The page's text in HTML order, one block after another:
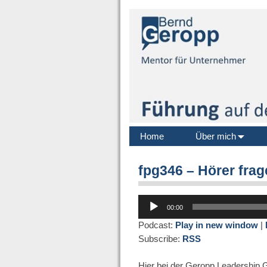
Home Über mich
fpg346 – Hörer
Audio-
Player
00:00
Podcast: Play in new window|
Subscribe: RSS